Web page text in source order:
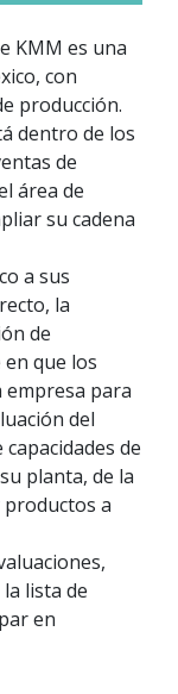
KMM es una
con
producción.
dentro de los
de
área de
su cadena
a sus
la
de
que los
empresa para
del
de
planta, de la
a
lista de
en